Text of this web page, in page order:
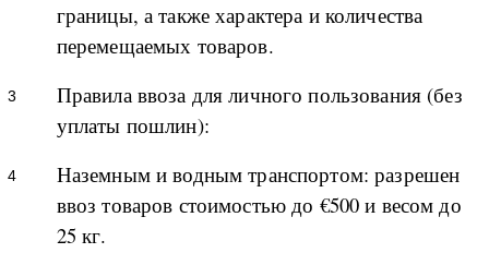
границы, а также характера и количества
перемещаемых товаров.
Правила ввоза для личного пользования (без
уплаты пошлин):
Наземным и водным транспортом: разрешен
ввоз товаров стоимостью до €500 и весом до
25 кг.